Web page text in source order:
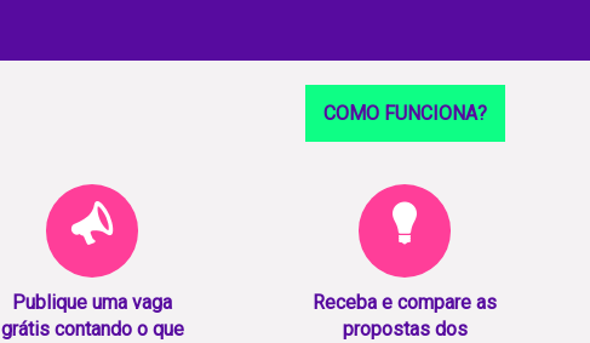
COMO FUNCIONA?
Publique uma vaga
grátis contando o que
Receba e compare as
propostas dos